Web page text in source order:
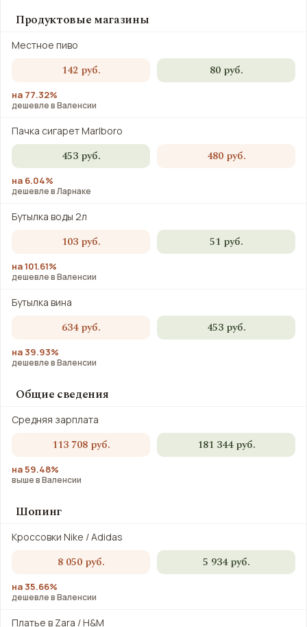
Продуктовые магазины
Местное пиво
142 руб. 80 руб.
на 77.32%
дешевле в Валенсии
Пачка сигарет Marlboro
453 руб. 480 руб.
на 6.04%
дешевле в Ларнаке
Бутылка воды 2л
103 руб. 51 руб.
на 101.61%
дешевле в Валенсии
Бутылка вина
634 руб. 453 руб.
на 39.93%
дешевле в Валенсии
Общие сведения
Средняя зарплата
113 708 руб. 181 344 руб.
на 59.48%
выше в Валенсии
Шопинг
Кроссовки Nike / Adidas
8 050 руб. 5 934 руб.
на 35.66%
дешевле в Валенсии
Платье в Zara / H&M